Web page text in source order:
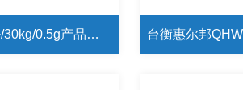
台衡惠尔邦QHW+/30kg/0.5g产品检定合格电子秤 惠尔邦QWH/30kg上下限报警电子秤